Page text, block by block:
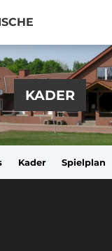
KADER
Kader Spielplan